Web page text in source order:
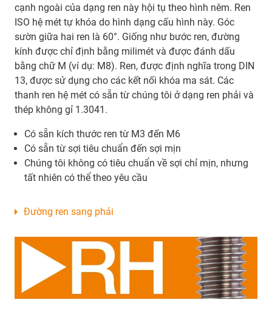
cạnh ngoài của dạng ren này hội tụ theo hình nêm. Ren
ISO hệ mét tự khóa do hình dạng cấu hình này. Góc
sườn giữa hai ren là 60°. Giống như bước ren, đường
kính được chỉ định bằng milimét và được đánh dấu
bằng chữ M (ví dụ: M8). Ren, được định nghĩa trong DIN
13, được sử dụng cho các kết nối khóa ma sát. Các
thanh ren hệ mét có sẵn từ chúng tôi ở dạng ren phải và
thép không gỉ 1.3041.
Có sẵn kích thước ren từ M3 đến M6
Có sẵn từ sợi tiêu chuẩn đến sợi mịn
Chúng tôi không có tiêu chuẩn về sợi chỉ mịn, nhưng
tất nhiên có thể theo yêu cầu
Đường ren sang phải